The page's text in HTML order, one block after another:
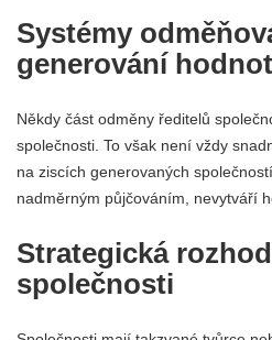
Systémy
generování
Někdy část odměny ředitelů
společnosti. To však není vždy
na ziscích generovaných
nadměrným půjčováním, nevytváří
Strategická
společnosti